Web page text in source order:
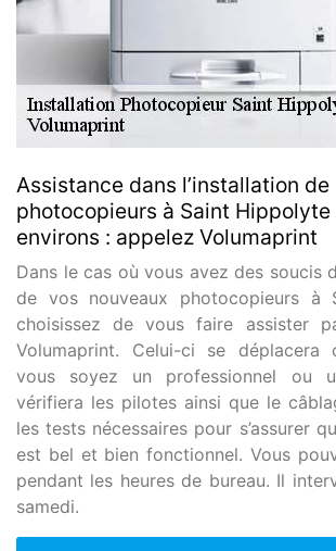
Assistance dans l’installation de
photocopieurs à Saint Hippolyte
environs : appelez Volumaprint
Dans le cas où vous avez des soucis
de vos nouveaux photocopieurs à
choisissez de vous faire assister
Volumaprint. Celui-ci se déplacera
vous soyez un professionnel ou
vérifiera les pilotes ainsi que le
les tests nécessaires pour s’assurer
est bel et bien fonctionnel. Vous
pendant les heures de bureau. Il
samedi.